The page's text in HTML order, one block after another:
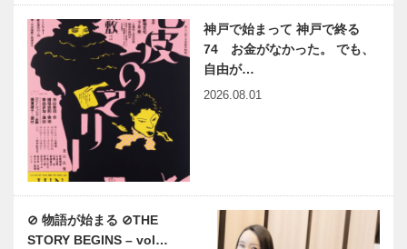
神戸で始まって 神戸で終る
74 お金がなかった。 でも、
自由が…
2026.08.01
⊘ 物語が始まる ⊘THE
STORY BEGINS – vol…